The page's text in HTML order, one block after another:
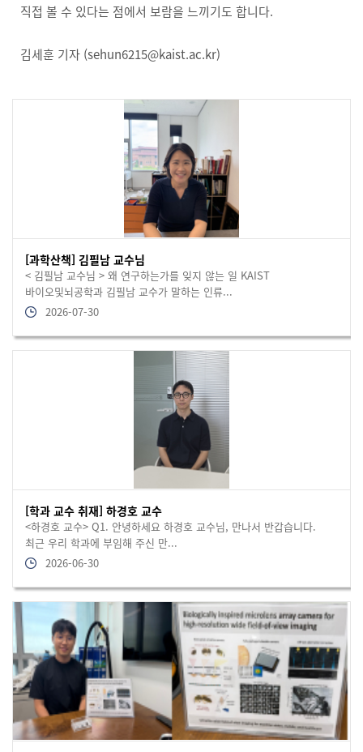
직접 볼 수 있다는 점에서 보람을 느끼기도 합니다.
김세훈 기자 (sehun6215@kaist.ac.kr)
[과학산책] 김필남 교수님
< 김필남 교수님 > 왜 연구하는가를 잊지 않는 일 KAIST
바이오및뇌공학과 김필남 교수가 말하는 인류...
2026-07-30
[학과 교수 취재] 하경호 교수
<하경호 교수> Q1. 안녕하세요 하경호 교수님, 만나서 반갑습니다.
최근 우리 학과에 부임해 주신 만...
2026-06-30